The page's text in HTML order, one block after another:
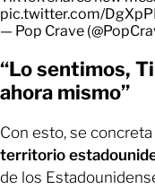
pic.twitter.com/
— Pop Crave
“Lo sentimos,
ahora mismo”
Con esto, se concreta
territorio
de los